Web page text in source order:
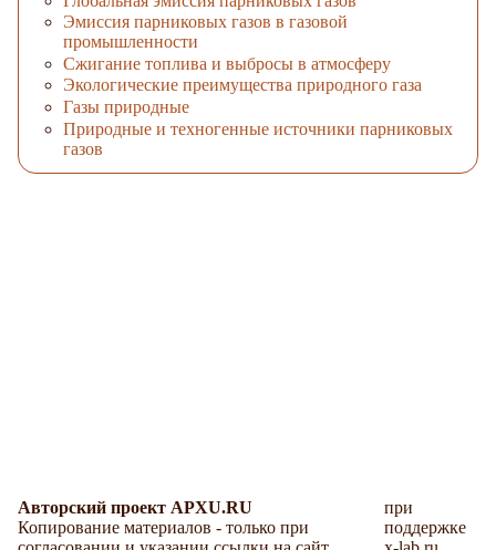
Эмиссия парниковых газов в газовой
промышленности
Сжигание топлива и выбросы в атмосферу
Экологические преимущества природного газа
Газы природные
Природные и техногенные источники парниковых
газов
Авторский проект APXU.RU
Копирование материалов - только при
при
поддержке